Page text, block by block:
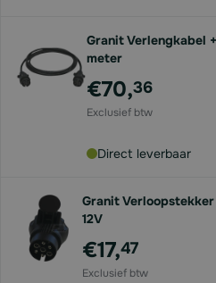
Granit Verlengkabel
meter
€70,36
Direct leverbaar
Granit Verloopstekker
12V
€17,47